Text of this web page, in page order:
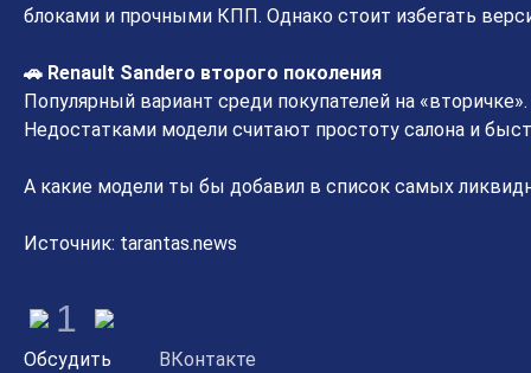
блоками и прочными КПП. Однако стоит избегать
🚗 Renault Sandero второго поколения
Популярный вариант среди покупателей на
Недостатками модели считают простоту салона и
А какие модели ты бы добавил в список самых
Источник: tarantas.news
1
Обсудить ВКонтакте